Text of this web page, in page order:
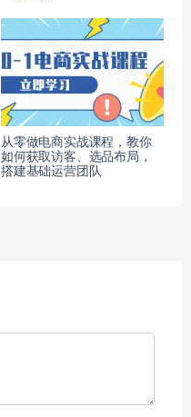
从零做电商实战课程，教你
如何获取访客、选品布局，
搭建基础运营团队